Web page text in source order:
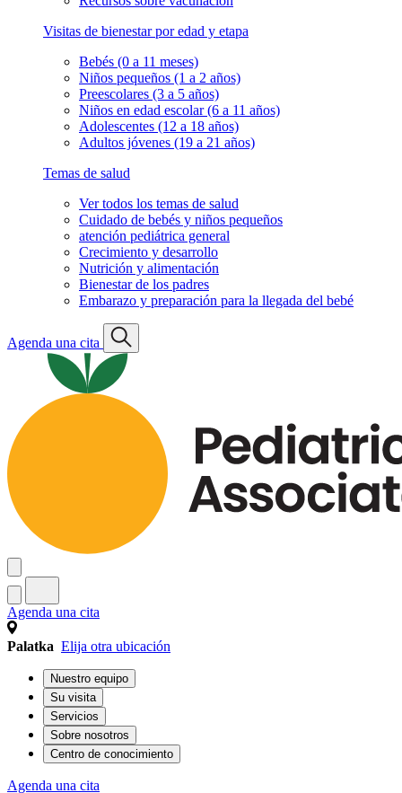
Visitas de bienestar por edad y etapa
Bebés (0 a 11 meses)
Niños pequeños (1 a 2 años)
Preescolares (3 a 5 años)
Niños en edad escolar (6 a 11 años)
Adolescentes (12 a 18 años)
Adultos jóvenes (19 a 21 años)
Temas de salud
Ver todos los temas de salud
Cuidado de bebés y niños pequeños
atención pediátrica general
Crecimiento y desarrollo
Nutrición y alimentación
Bienestar de los padres
Embarazo y preparación para la llegada del bebé
Agenda una cita
Agenda una cita
Palatka Elija otra ubicación
Nuestro equipo
Su visita
Servicios
Sobre nosotros
Centro de conocimiento
Agenda una cita